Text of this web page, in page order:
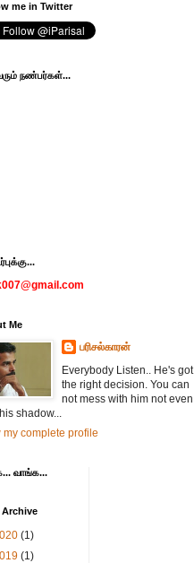
me in Twitter
நண்பர்கள்...
Me
பரிசல்காரன்
Everybody Listen.. He's got
the right decision. You can
not mess with him not even
shadow...
my complete profile
வாங்க...
(1)
(1)